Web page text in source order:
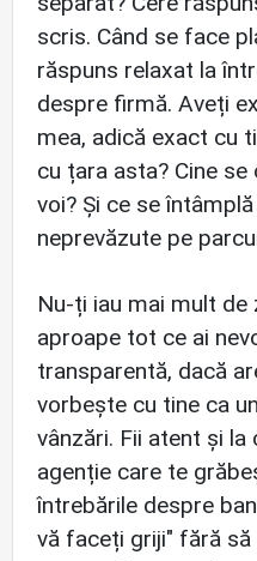
scris. Când se face
răspuns relaxat la
despre firmă. Aveți
mea, adică exact cu
cu țara asta? Cine
voi? Și ce se
neprevăzute pe
Nu-ți iau mai mult
aproape tot ce ai
transparentă, dacă
vorbește cu tine ca
vânzări. Fii atent și la
agenție care te
întrebările despre
vă faceți griji" fără